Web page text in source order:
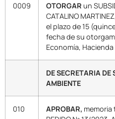
0009 OTORGAR un
CATALINO
el plazo de 15
fecha de su
Economía,
DE SECRETARIA DE
AMBIENTE
010 APROBAR, memoria